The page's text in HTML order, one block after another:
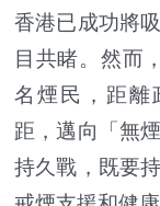
香港已成功將
目共睹。然而
名煙民，距離
距，邁向「無
持久戰，既要